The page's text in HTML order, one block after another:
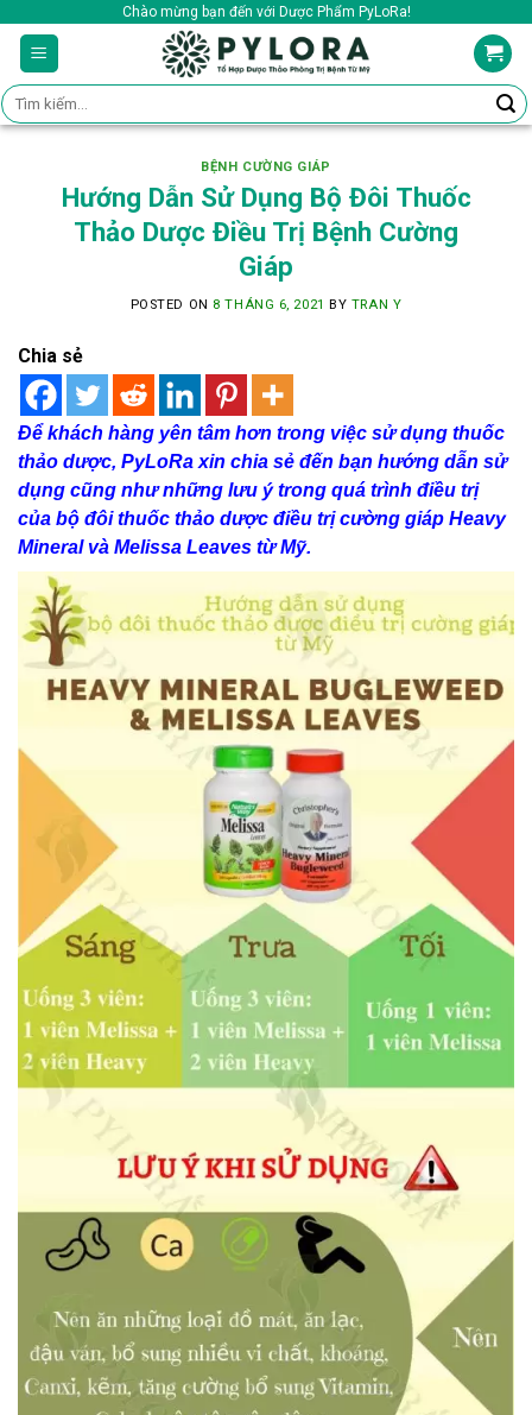
content
Chào mừng bạn đến với Dược Phẩm PyLoRa!
Tìm
kiếm:
BỆNH CƯỜNG GIÁP
Hướng Dẫn Sử Dụng Bộ Đôi Thuốc
Thảo Dược Điều Trị Bệnh Cường
Giáp
POSTED ON 8 THÁNG 6, 2021 BY TRAN Y
Chia sẻ
Để khách hàng yên tâm hơn trong việc sử dụng thuốc
thảo dược, PyLoRa xin chia sẻ đến bạn hướng dẫn sử
dụng cũng như những lưu ý trong quá trình điều trị
của bộ đôi thuốc thảo dược điều trị cường giáp Heavy
Mineral và Melissa Leaves từ Mỹ.